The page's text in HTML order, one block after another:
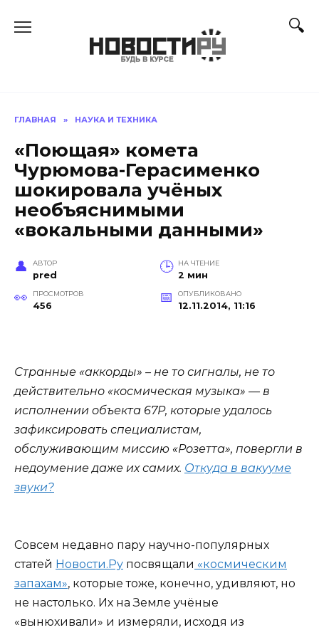
ГЛАВНАЯ » НАУКА И ТЕХНИКА
«Поющая» комета
Чурюмова-Герасименко
шокировала учёных
необъяснимыми
«вокальными данными»
АВТОР
pred
НА ЧТЕНИЕ
2 мин
ПРОСМОТРОВ
456
ОПУБЛИКОВАНО
12.11.2014, 11:16
Странные «аккорды» – не то сигналы, не то
действительно «космическая музыка» — в
исполнении объекта 67Р, которые удалось
зафиксировать специалистам,
обслуживающим миссию «Розетта», повергли в
недоумение даже их самих. Откуда в вакууме
звуки?
Совсем недавно пару научно-популярных
статей Новости.Ру посвящали «космическим
запахам», которые тоже, конечно, удивляют, но
не настолько. Их на Земле учёные
«вынюхивали» и измеряли, исходя из